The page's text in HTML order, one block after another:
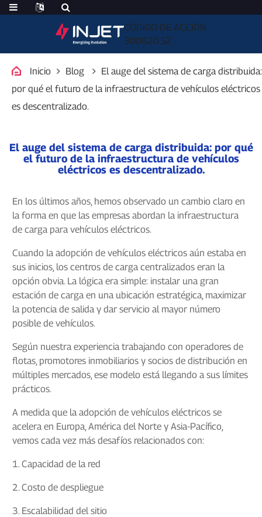
CÓDIGO DE ACCIÓN
300820.SZ
Inicio Blog
El auge del sistema de carga distribuida:
por qué el futuro de la infraestructura de vehículos eléctricos
es descentralizado.
El auge del sistema de carga distribuida: por qué
el futuro de la infraestructura de vehículos
eléctricos es descentralizado.
En los últimos años, hemos observado un cambio claro en
la forma en que las empresas abordan la infraestructura
de carga para vehículos eléctricos.
Cuando la adopción de vehículos eléctricos aún estaba en
sus inicios, los centros de carga centralizados eran la
opción obvia. La lógica era simple: instalar una gran
estación de carga en una ubicación estratégica, maximizar
la potencia de salida y dar servicio al mayor número
posible de vehículos.
Según nuestra experiencia trabajando con operadores de
flotas, promotores inmobiliarios y socios de distribución en
múltiples mercados, ese modelo está llegando a sus límites
prácticos.
A medida que la adopción de vehículos eléctricos se
acelera en Europa, América del Norte y Asia-Pacífico,
vemos cada vez más desafíos relacionados con:
1. Capacidad de la red
2. Costo de despliegue
3. Escalabilidad del sitio